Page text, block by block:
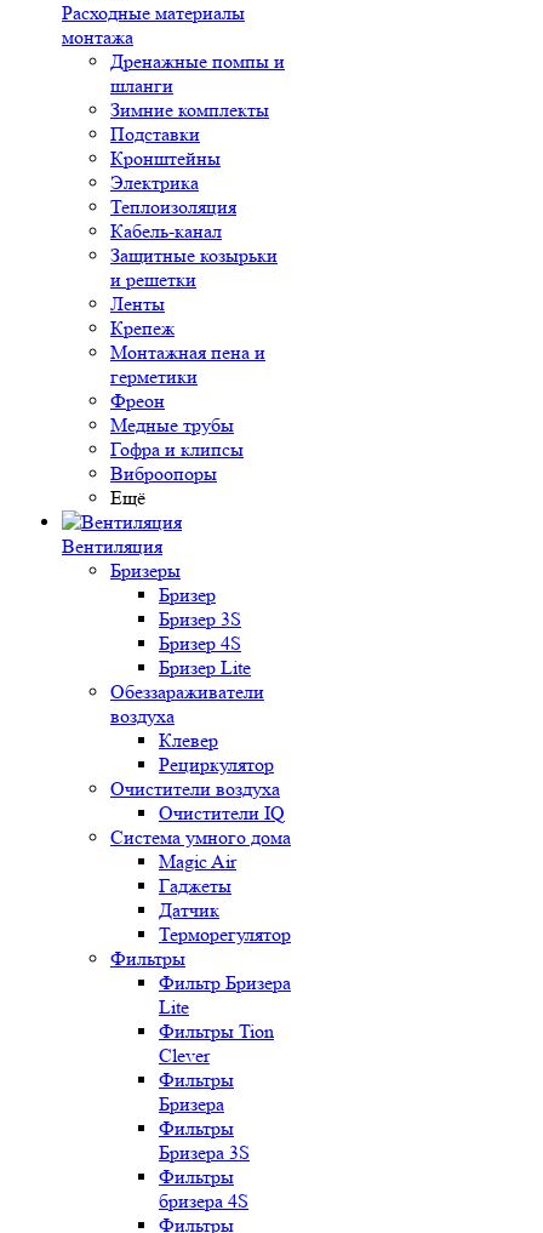
Расходные материалы
монтажа
Дренажные помпы и
шланги
Зимние комплекты
Подставки
Кронштейны
Электрика
Теплоизоляция
Кабель-канал
Защитные козырьки
и решетки
Ленты
Крепеж
Монтажная пена и
герметики
Фреон
Медные трубы
Гофра и клипсы
Виброопоры
Ещё
Вентиляция
Бризеры
Бризер
Бризер 3S
Бризер 4S
Бризер Lite
Обеззараживатели
воздуха
Клевер
Рециркулятор
Очистители воздуха
Очистители IQ
Система умного дома
Magic Air
Гаджеты
Датчик
Терморегулятор
Фильтры
Фильтр Бризера
Lite
Фильтры Tion
Clever
Фильтры
Бризера
Фильтры
Бризера 3S
Фильтры
бризера 4S
Фильтры